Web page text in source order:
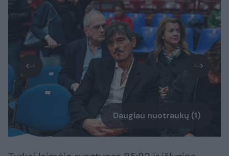
Daugiau nuotraukų (1)